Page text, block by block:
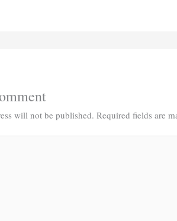
will not be published. Required fields are